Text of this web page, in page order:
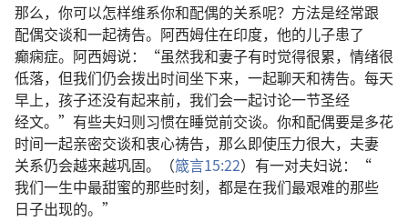
那么， 你可以怎样维系你和配偶的关系呢？ 方法是经常跟
配偶交谈和一起祷告。 阿西姆住在印度， 他的儿子患了
癫痫症。 阿西姆说：“虽然我和妻子有时觉得很累， 情绪很
低落， 但我们仍会拨出时间坐下来， 一起聊天和祷告。 每天
早上， 孩子还没有起来前， 我们会一起讨论一节圣经
经文。” 有些夫妇则习惯在睡觉前交谈。 你和配偶要是多花
时间一起亲密交谈和衷心祷告， 那么即使压力很大， 夫妻
关系仍会越来越巩固。（箴言15:22） 有一对夫妇说：“
我们一生中最甜蜜的那些时刻， 都是在我们最艰难的那些
日子出现的。”